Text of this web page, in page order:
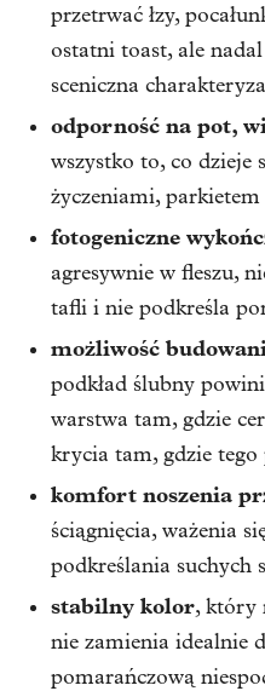
przetrwać łzy,
ostatni toast, ale
sceniczna
odporność na pot,
wszystko to, co dzieje
życzeniami,
fotogeniczne
agresywnie w fleszu,
tafli i nie podkreśla
możliwość
podkład ślubny
warstwa tam, gdzie
krycia tam, gdzie tego
komfort noszenia
ściągnięcia, ważenia
podkreślania suchych
stabilny kolor, który
nie zamienia idealnie
pomarańczową